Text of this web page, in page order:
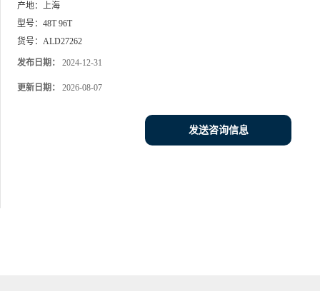
产地： 上海
型号： 48T 96T
货号： ALD27262
发布日期： 2024-12-31
更新日期： 2026-08-07
发送咨询信息